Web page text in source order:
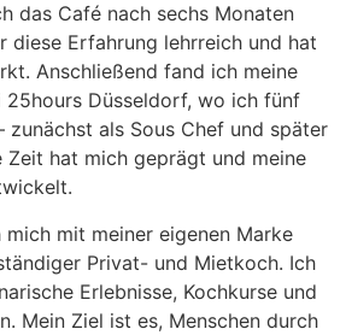
das Café nach sechs Monaten
diese Erfahrung lehrreich und hat
Anschließend fand ich meine
Düsseldorf, wo ich fünf
als Sous Chef und später
Zeit hat mich geprägt und meine
mit meiner eigenen Marke
Privat- und Mietkoch. Ich
Erlebnisse, Kochkurse und
Mein Ziel ist es, Menschen durch